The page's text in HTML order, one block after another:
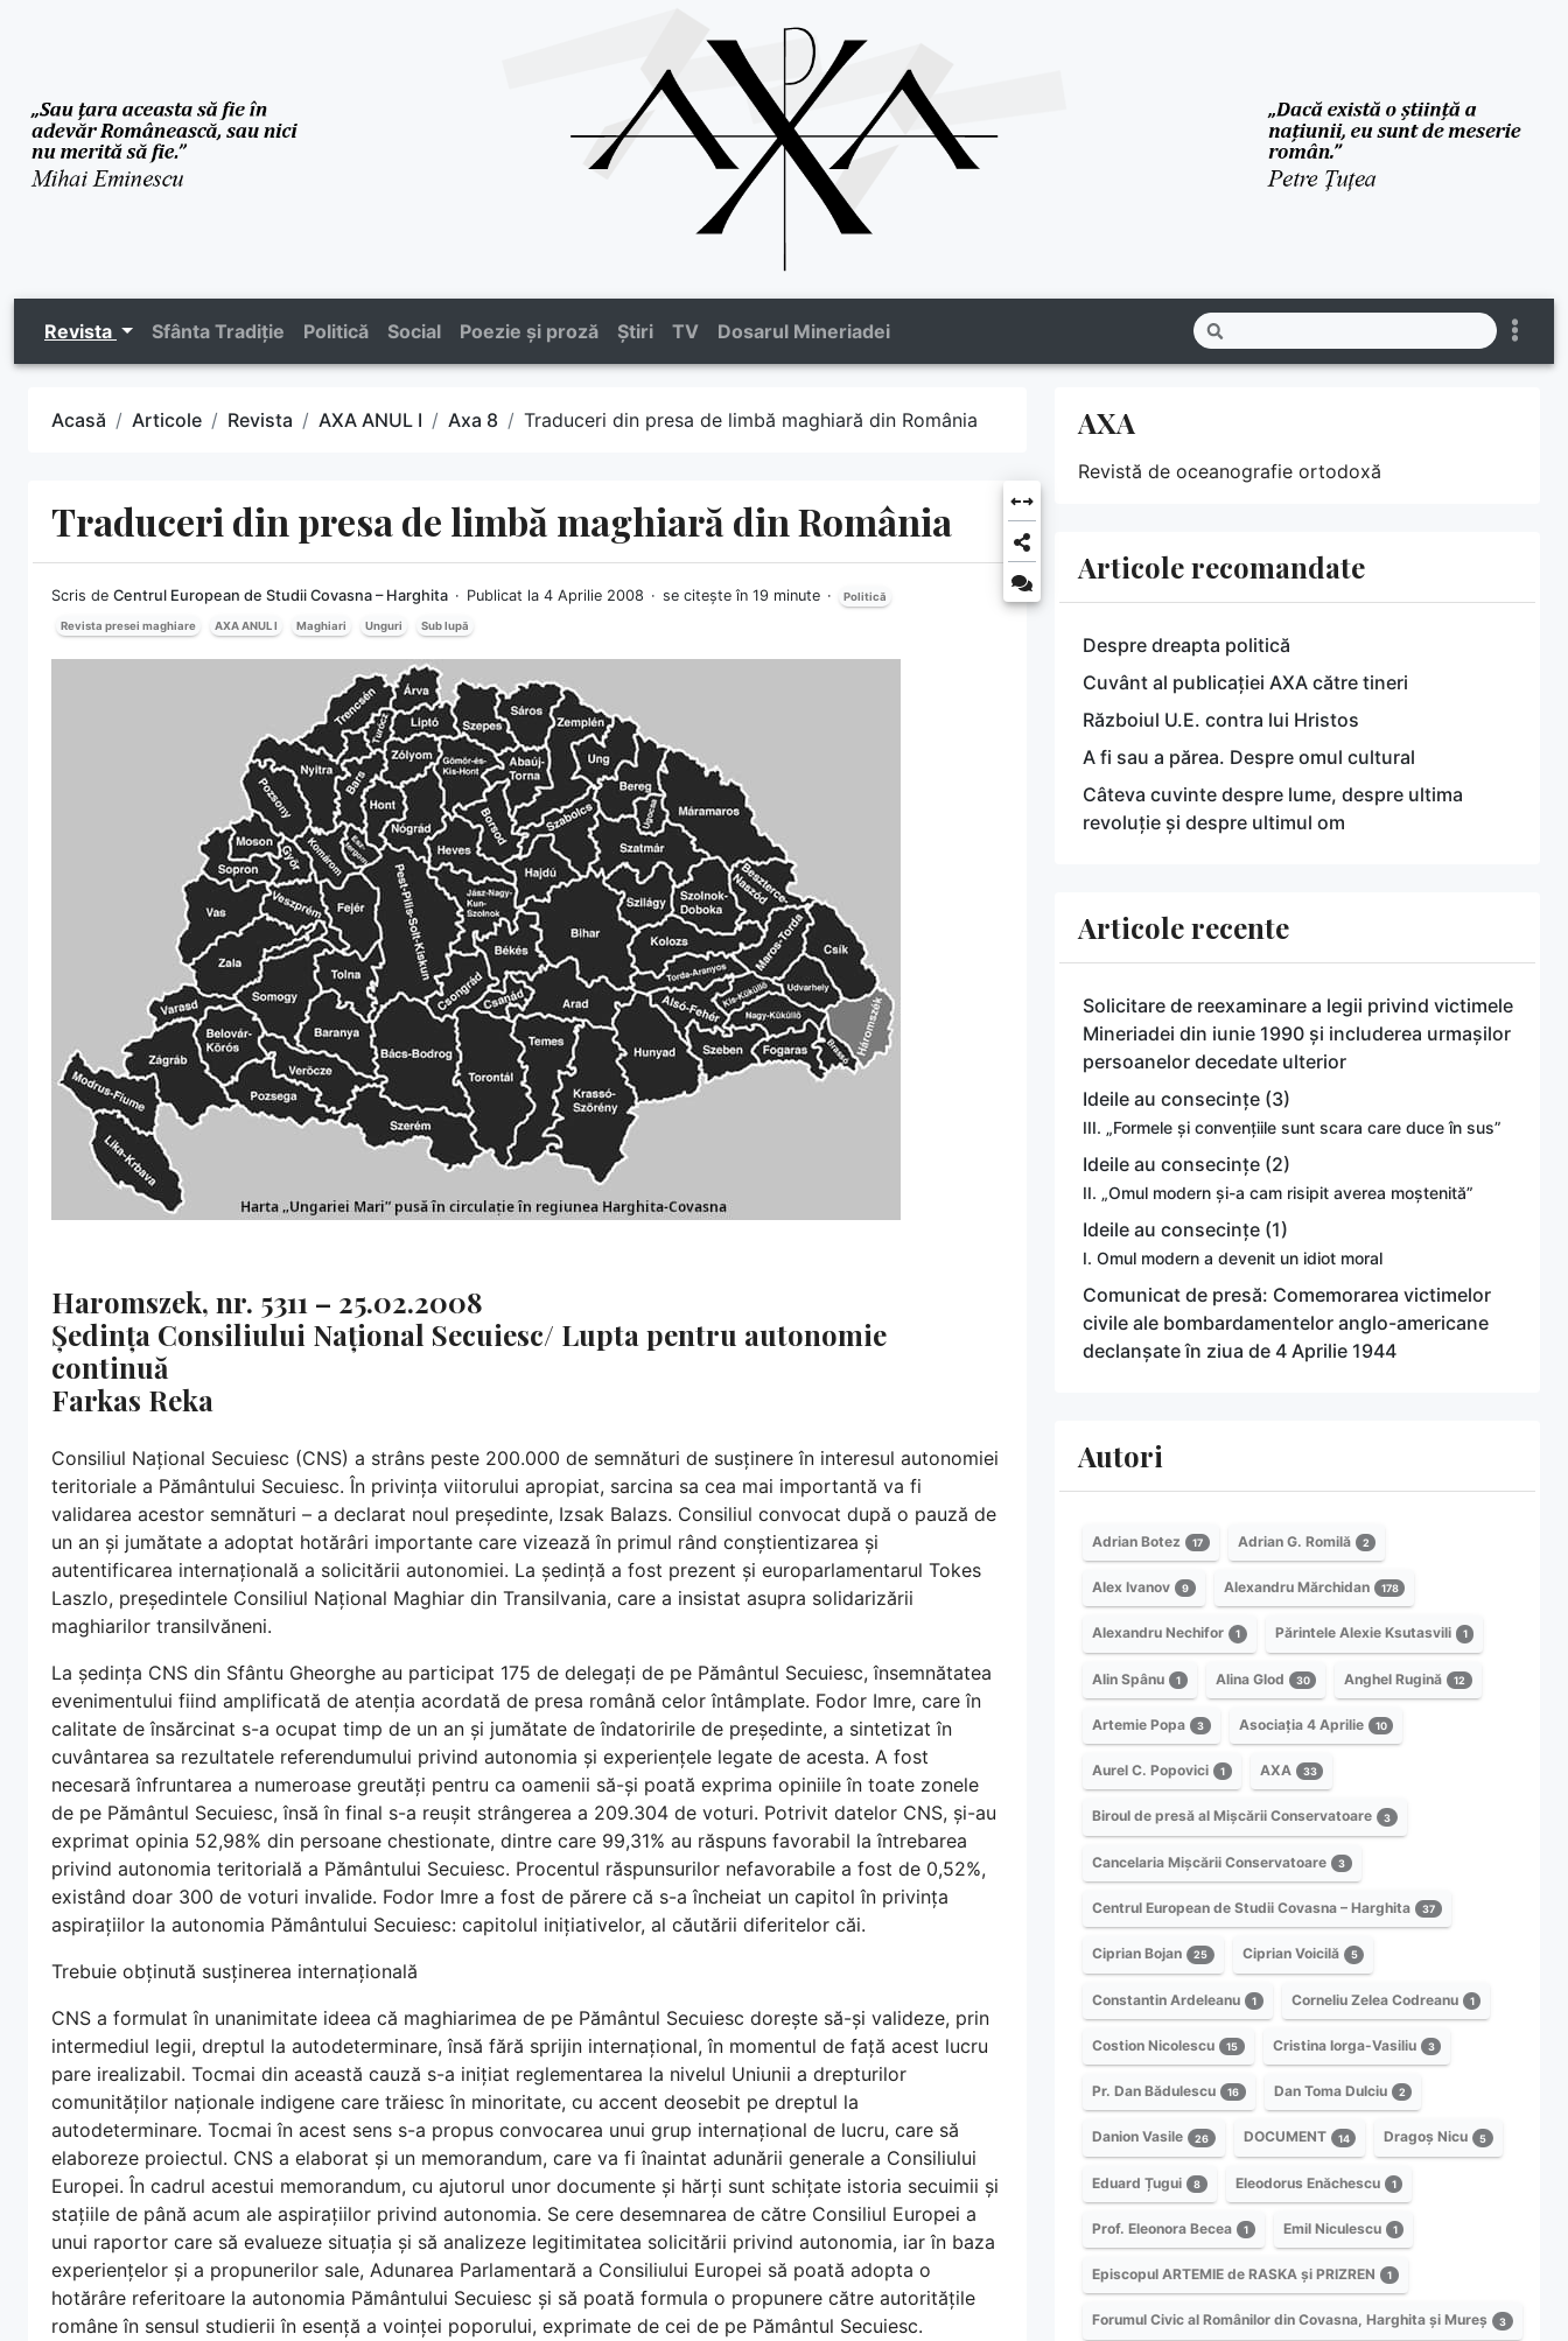
Revista Sfânta Tradiție Politică Social Poezie și proză Știri TV Dosarul Mineriadei
Acasă Articole Revista AXA ANUL I Axa 8 Traduceri din presa de limbă maghiară din România
Traduceri din presa de limbă maghiară din România
Scris de Centrul European de Studii Covasna – Harghita Publicat la 4 Aprilie 2008 se citește în 19 minute Politică
Revista presei maghiare AXA ANUL I Maghiari Unguri Sub lupă
Haromszek, nr. 5311 – 25.02.2008
Ședința Consiliului Național Secuiesc/ Lupta pentru autonomie
continuă
Farkas Reka
Consiliul Național Secuiesc (CNS) a strâns peste 200.000 de semnături de susținere în interesul autonomiei
teritoriale a Pământului Secuiesc. În privința viitorului apropiat, sarcina sa cea mai importantă va fi
validarea acestor semnături – a declarat noul președinte, Izsak Balazs. Consiliul convocat după o pauză de
un an și jumătate a adoptat hotărâri importante care vizează în primul rând conștientizarea și
autentificarea internațională a solicitării autonomiei. La ședință a fost prezent și europarlamentarul Tokes
Laszlo, președintele Consiliul Național Maghiar din Transilvania, care a insistat asupra solidarizării
maghiarilor transilvăneni.
La ședința CNS din Sfântu Gheorghe au participat 175 de delegați de pe Pământul Secuiesc, însemnătatea
evenimentului fiind amplificată de atenția acordată de presa română celor întâmplate. Fodor Imre, care în
calitate de însărcinat s-a ocupat timp de un an și jumătate de îndatoririle de președinte, a sintetizat în
cuvântarea sa rezultatele referendumului privind autonomia și experiențele legate de acesta. A fost
necesară înfruntarea a numeroase greutăți pentru ca oamenii să-și poată exprima opiniile în toate zonele
de pe Pământul Secuiesc, însă în final s-a reușit strângerea a 209.304 de voturi. Potrivit datelor CNS, și-au
exprimat opinia 52,98% din persoane chestionate, dintre care 99,31% au răspuns favorabil la întrebarea
privind autonomia teritorială a Pământului Secuiesc. Procentul răspunsurilor nefavorabile a fost de 0,52%,
existând doar 300 de voturi invalide. Fodor Imre a fost de părere că s-a încheiat un capitol în privința
aspirațiilor la autonomia Pământului Secuiesc: capitolul inițiativelor, al căutării diferitelor căi.
Trebuie obținută susținerea internațională
CNS a formulat în unanimitate ideea că maghiarimea de pe Pământul Secuiesc dorește să-și valideze, prin
intermediul legii, dreptul la autodeterminare, însă fără sprijin internațional, în momentul de față acest lucru
pare irealizabil. Tocmai din această cauză s-a inițiat reglementarea la nivelul Uniunii a drepturilor
comunităților naționale indigene care trăiesc în minoritate, cu accent deosebit pe dreptul la
autodeterminare. Tocmai în acest sens s-a propus convocarea unui grup internațional de lucru, care să
elaboreze proiectul. CNS a elaborat și un memorandum, care va fi înaintat adunării generale a Consiliului
Europei. În cadrul acestui memorandum, cu ajutorul unor documente și hărți sunt schițate istoria secuimii și
stațiile de până acum ale aspirațiilor privind autonomia. Se cere desemnarea de către Consiliul Europei a
unui raportor care să evalueze situația și să analizeze legitimitatea solicitării privind autonomia, iar în baza
experiențelor și a propunerilor sale, Adunarea Parlamentară a Consiliului Europei să poată adopta o
hotărâre referitoare la autonomia Pământului Secuiesc și să poată formula o propunere către autoritățile
române în sensul studierii în esență a voinței poporului, exprimate de cei de pe Pământul Secuiesc.
AXA
Revistă de oceanografie ortodoxă
Articole recomandate
Despre dreapta politică
Cuvânt al publicației AXA către tineri
Războiul U.E. contra lui Hristos
A fi sau a părea. Despre omul cultural
Câteva cuvinte despre lume, despre ultima
revoluție și despre ultimul om
Articole recente
Solicitare de reexaminare a legii privind victimele
Mineriadei din iunie 1990 și includerea urmașilor
persoanelor decedate ulterior
Ideile au consecințe (3)
III. „Formele și convențiile sunt scara care duce în sus”
Ideile au consecințe (2)
II. „Omul modern și-a cam risipit averea moștenită”
Ideile au consecințe (1)
I. Omul modern a devenit un idiot moral
Comunicat de presă: Comemorarea victimelor
civile ale bombardamentelor anglo-americane
declanșate în ziua de 4 Aprilie 1944
Autori
Adrian Botez 17 Adrian G. Romilă 2
Alex Ivanov 9 Alexandru Mărchidan 178
Alexandru Nechifor 1 Părintele Alexie Ksutasvili 1
Alin Spânu 1 Alina Glod 30 Anghel Rugină 12
Artemie Popa 3 Asociația 4 Aprilie 10
Aurel C. Popovici 1 AXA 33
Biroul de presă al Mișcării Conservatoare 3
Cancelaria Mișcării Conservatoare 3
Centrul European de Studii Covasna – Harghita 37
Ciprian Bojan 25 Ciprian Voicilă 5
Constantin Ardeleanu 1 Corneliu Zelea Codreanu 1
Costion Nicolescu 15 Cristina Iorga-Vasiliu 3
Pr. Dan Bădulescu 16 Dan Toma Dulciu 2
Danion Vasile 26 DOCUMENT 14 Dragoș Nicu 5
Eduard Țugui 8 Eleodorus Enăchescu 1
Prof. Eleonora Becea 1 Emil Niculescu 1
Episcopul ARTEMIE de RASKA și PRIZREN 1
Forumul Civic al Românilor din Covasna, Harghita și Mureș 3